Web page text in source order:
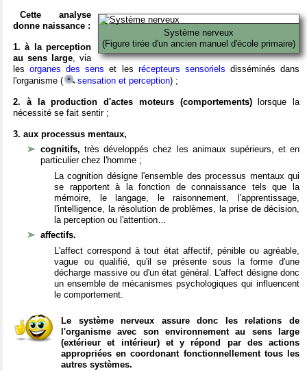
Système nerveux
(Figure tirée d'un ancien manuel d'école primaire)
Cette analyse
donne naissance :
1. à la perception
au sens large, via
lesorganes des sens et les récepteurs sensoriels disséminés dans
l'organisme (
sensation et perception) ;
2. à la production d'actes moteurs (comportements)lorsque la
nécessité se fait sentir ;
3. aux processus mentaux,
cognitifs,très développés chez les animaux supérieurs, et en
particulier chez l'homme ;
La cognition désigne l'ensemble des processus mentaux qui
se rapportent à la fonction de connaissance tels que la
mémoire, le langage, le raisonnement, l'apprentissage,
l'intelligence, la résolution de problèmes, la prise de décision,
la perception ou l'attention…
affectifs.
L'affect correspond à tout état affectif, pénible ou agréable,
vague ou qualifié, qu'il se présente sous la forme d'une
décharge massive ou d'un état général. L'affect désigne donc
un ensemble de mécanismes psychologiques qui influencent
le comportement.
Le système nerveux assure donc les relations de
l'organisme avec son environnement au sens large
(extérieur et intérieur) et y répond par des actions
appropriées en coordonant fonctionnellement tous les
autres systèmes.